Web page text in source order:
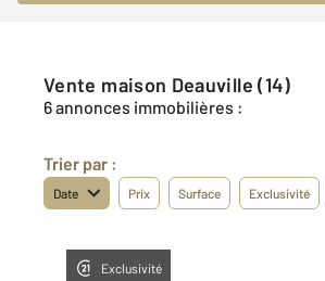
Vente maison Deauville (14)
6 annonces immobilières :
Trier par :
Date Prix Surface Exclusivité
Exclusivité